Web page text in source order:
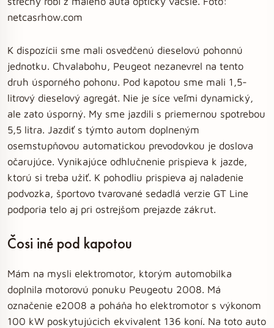
netcasrhow.com
K dispozícii sme mali osvedčenú dieselovú pohonnú
jednotku. Chvalabohu, Peugeot nezanevrel na tento
druh úsporného pohonu. Pod kapotou sme mali 1,5-
litrový dieselový agregát. Nie je síce veľmi dynamický,
ale zato úsporný. My sme jazdili s priemernou spotrebou
5,5 litra. Jazdiť s týmto autom doplneným
osemstupňovou automatickou prevodovkou je doslova
očarujúce. Vynikajúce odhlučnenie prispieva k jazde,
ktorú si treba užiť. K pohodliu prispieva aj naladenie
podvozka, športovo tvarované sedadlá verzie GT Line
podporia telo aj pri ostrejšom prejazde zákrut.
Čosi iné pod kapotou
Mám na mysli elektromotor, ktorým automobilka
doplnila motorovú ponuku Peugeotu 2008. Má
označenie e2008 a poháňa ho elektromotor s výkonom
100 kW poskytujúcich ekvivalent 136 koní. Na toto auto